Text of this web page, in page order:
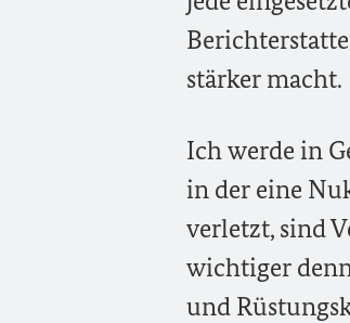
stärker macht.
Ich werde in
in der eine
verletzt, sind
wichtiger
und